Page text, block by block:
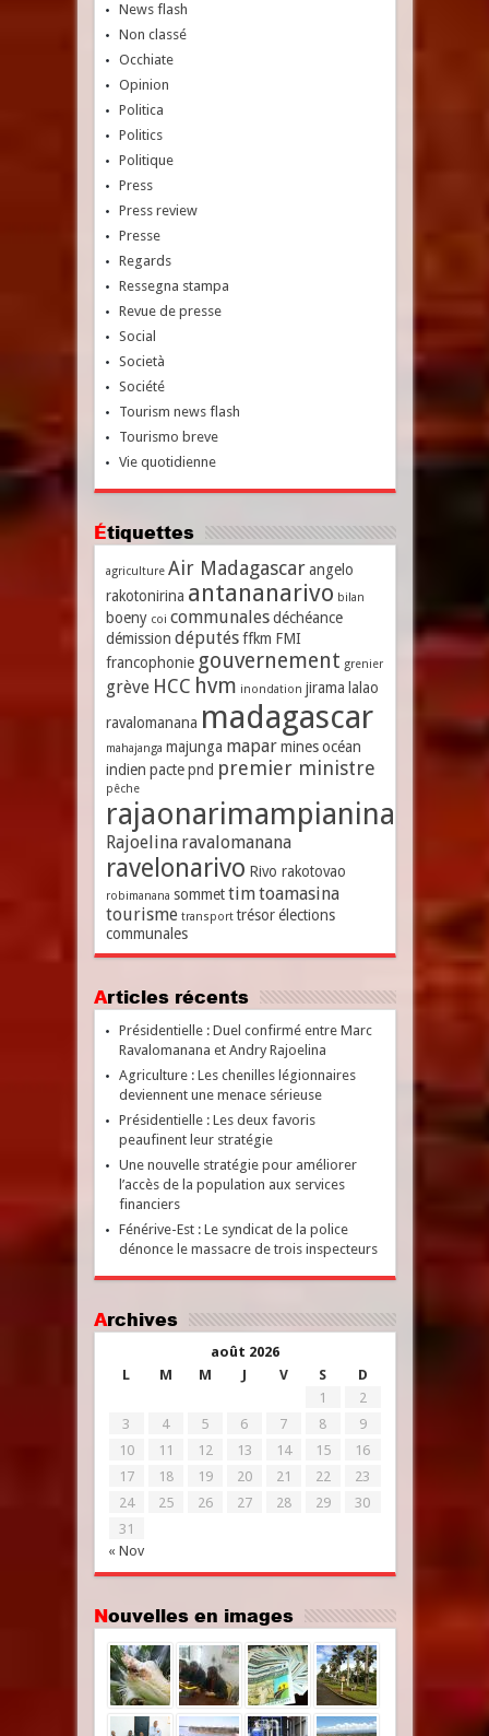
News flash
Non classé
Occhiate
Opinion
Politica
Politics
Politique
Press
Press review
Presse
Regards
Ressegna stampa
Revue de presse
Social
Società
Société
Tourism news flash
Tourismo breve
Vie quotidienne
Étiquettes
agriculture Air Madagascar angelo
rakotonirina antananarivo bilan
boeny coi communales déchéance
démission députés ffkm FMI
francophonie gouvernement grenier
grève HCC hvm inondation jirama lalao
ravalomanana madagascar
mahajanga majunga mapar mines océan
indien pacte pnd premier ministre
pêche
rajaonarimampianina
Rajoelina ravalomanana
ravelonarivo Rivo rakotovao
robimanana sommet timtoamasina
tourisme transport trésor élections
communales
Articles récents
Présidentielle : Duel confirmé entre Marc
Ravalomanana et Andry Rajoelina
Agriculture : Les chenilles légionnaires
deviennent une menace sérieuse
Présidentielle : Les deux favoris
peaufinent leur stratégie
Une nouvelle stratégie pour améliorer
l’accès de la population aux services
financiers
Fénérive-Est : Le syndicat de la police
dénonce le massacre de trois inspecteurs
Archives
août 2026
L
M M J V S D
« Nov
1
2
3
4 5 6 7 8
9
10
11 12 13 14 15
16
17
18 19 20 21 22
23
24
25 26 27 28 29
30
31
Nouvelles en images